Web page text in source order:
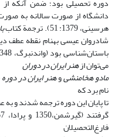
دانشگاه از صورت سالانه به
هرسینی، 1379: 51). ترجمة کتاب
شادروان عیسی بهنام نقطه عطف
می‌توان ازهنر ایران در دوران
مادو هخامنشیوهنر ایران در
نام برد که
تا پایان این دوره ترجمه شدند و
فارغ‌التحصیلان